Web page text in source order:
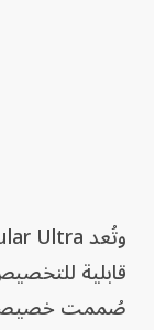
قابلية
صُممت خصيصاً